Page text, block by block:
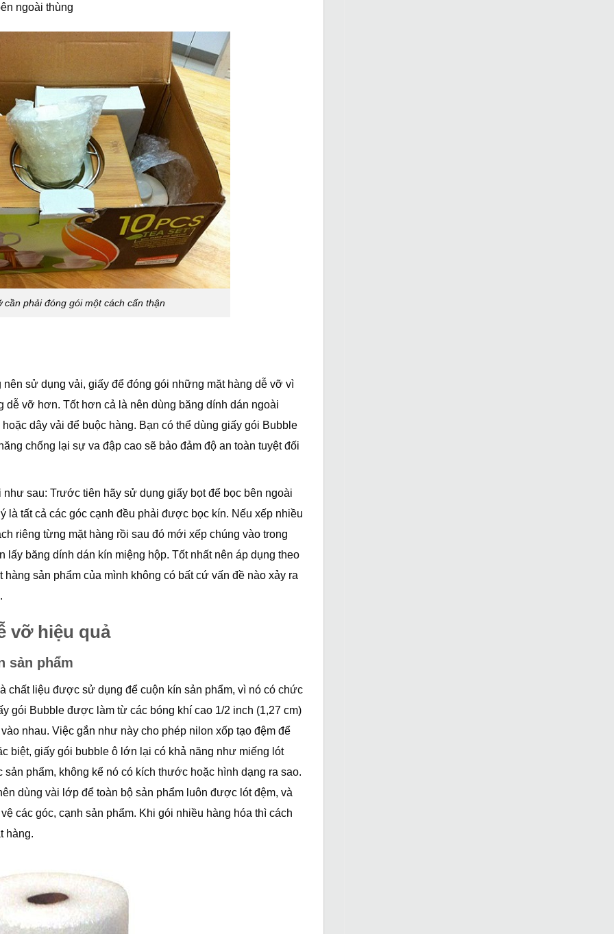
ngoài thùng
cần phải đóng gói một cách cẩn thận
sử dụng vải, giấy để đóng gói những mặt hàng dễ vỡ vì
dễ vỡ hơn. Tốt hơn cả là nên dùng băng dính dán ngoài
dây vải để buộc hàng. Bạn có thể dùng giấy gói Bubble
chống lại sự va đập cao sẽ bảo đảm độ an toàn tuyệt đối
sau: Trước tiên hãy sử dụng giấy bọt để bọc bên ngoài
là tất cả các góc cạnh đều phải được bọc kín. Nếu xếp nhiều
riêng từng mặt hàng rồi sau đó mới xếp chúng vào trong
lấy băng dính dán kín miệng hộp. Tốt nhất nên áp dụng theo
hàng sản phẩm của mình không có bất cứ vấn đề nào xảy ra
vỡ hiệu quả
sản phẩm
chất liệu được sử dụng để cuộn kín sản phẩm, vì nó có chức
gói Bubble được làm từ các bóng khí cao 1/2 inch (1,27 cm)
nhau. Việc gắn như này cho phép nilon xốp tạo đệm để
biệt, giấy gói bubble ô lớn lại có khả năng như miếng lót
sản phẩm, không kể nó có kích thước hoặc hình dạng ra sao.
dùng vài lớp để toàn bộ sản phẩm luôn được lót đệm, và
các góc, cạnh sản phẩm. Khi gói nhiều hàng hóa thì cách
hàng.